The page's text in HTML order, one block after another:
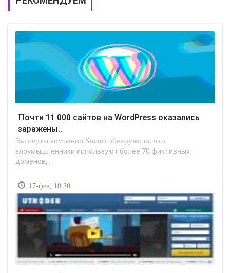
Почти 11 000 сайтов на WordPress оказались
заражены..
Эксперты компании Sucuri обнаружили, что
злоумышленники используют более 70 фиктивных
доменов,..
17-фев, 10:30